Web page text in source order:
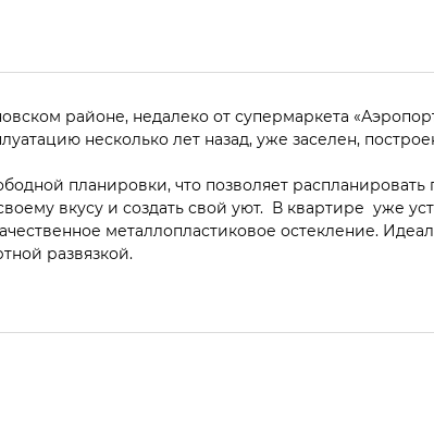
районе, недалеко от супермаркета
несколько лет назад, уже заселен,
планировки, что позволяет
вкусу и создать свой уют. В квартире уже
металлопластиковое остекление.
развязкой.